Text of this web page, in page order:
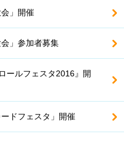
」開催
」参加者募集
ールフェスタ2016』開
ドフェスタ」開催